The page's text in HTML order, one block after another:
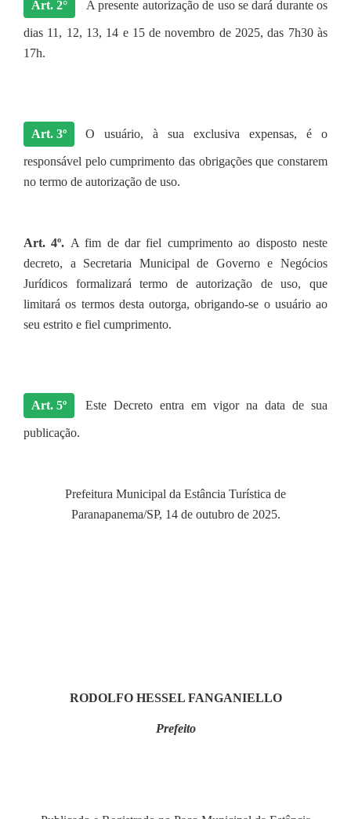
Art. 2° A presente autorização de uso se dará durante os
dias 11, 12, 13, 14 e 15 de novembro de 2025, das 7h30 às
17h.
Art. 3º O usuário, à sua exclusiva expensas, é o
responsável pelo cumprimento das obrigações que constarem
no termo de autorização de uso.
Art. 4º. A fim de dar fiel cumprimento ao disposto neste
decreto, a Secretaria Municipal de Governo e Negócios
Jurídicos formalizará termo de autorização de uso, que
limitará os termos desta outorga, obrigando-se o usuário ao
seu estrito e fiel cumprimento.
Art. 5º Este Decreto entra em vigor na data de sua
publicação.
Prefeitura Municipal da Estância Turística de
Paranapanema/SP, 14 de outubro de 2025.
RODOLFO HESSEL FANGANIELLO
Prefeito